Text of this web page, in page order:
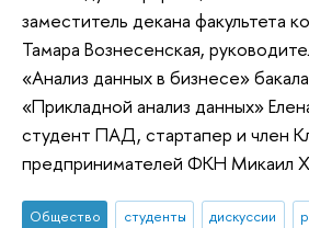
заместитель декана факультета
Тамара Вознесенская,
«Анализ данных в бизнесе»
«Прикладной анализ данных»
студент ПАД, стартапер и член
предпринимателей ФКН Микаил
Общество студенты дискуссии